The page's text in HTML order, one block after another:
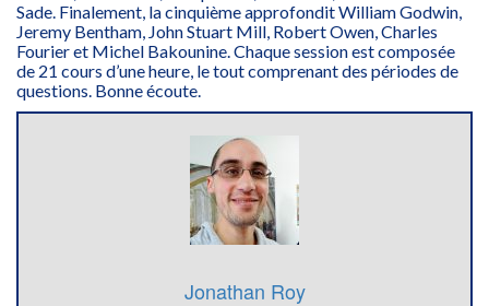
Sade. Finalement, la cinquième approfondit William Godwin,
Jeremy Bentham, John Stuart Mill, Robert Owen, Charles
Fourier et Michel Bakounine. Chaque session est composée
de 21 cours d’une heure, le tout comprenant des périodes de
questions. Bonne écoute.
Jonathan Roy